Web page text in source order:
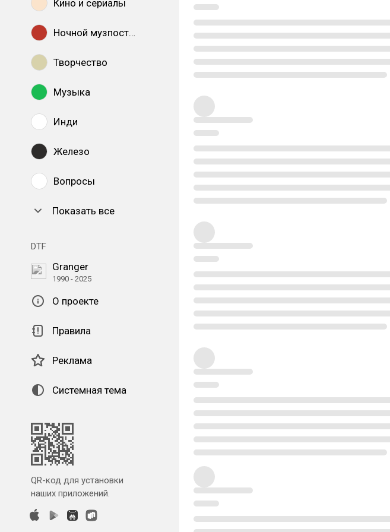
Кино и сериалы
Ночной музпостинг
Творчество
Музыка
Инди
Железо
Вопросы
Показать все
DTF
Granger
1990 - 2025
О проекте
Правила
Реклама
Системная тема
QR-код для установки
наших приложений.